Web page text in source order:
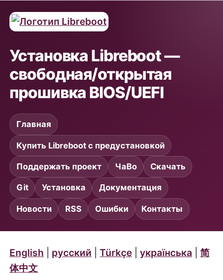
Установка Libreboot —
свободная/открытая
прошивка BIOS/UEFI
Главная
Купить Libreboot с предустановкой
Поддержать проект ЧаВо Скачать
Git Установка Документация
Новости RSS Ошибки Контакты
English русский |Türkçe |українська |简
体中文